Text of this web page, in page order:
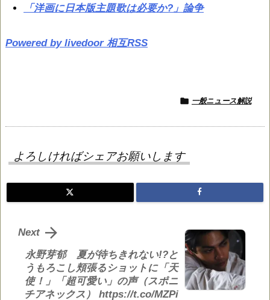
「洋画に日本版主題歌は必要か?」論争
Powered by livedoor 相互RSS
 一般ニュース解説
よろしければシェアお願いします
永野芽郁 夏が待ちきれない!?と
うもろこし頬張るショットに「天
使！」「超可愛い」の声（スポニ
チアネックス） https://t.co/MZPi

Next